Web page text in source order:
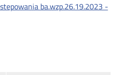
ba.wzp.26.19.2023 -